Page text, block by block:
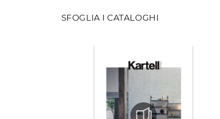
SFOGLIA I CATALOGHI